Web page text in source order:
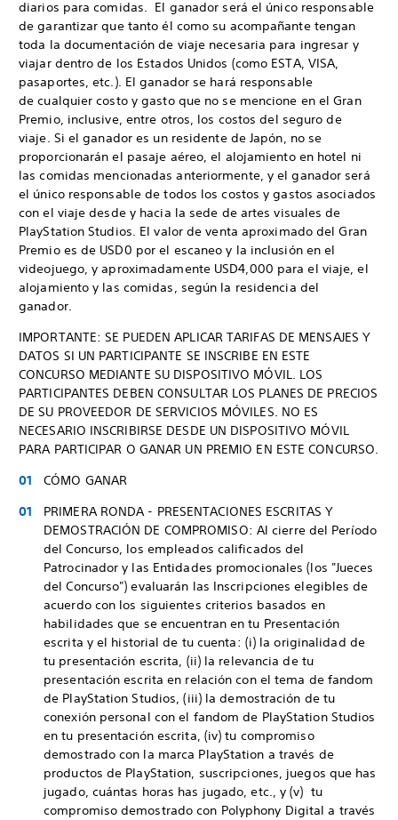
diarios para comidas. El ganador será el único responsable
de garantizar que tanto él como su acompañante tengan
toda la documentación de viaje necesaria para ingresar y
viajar dentro de los Estados Unidos (como ESTA, VISA,
pasaportes, etc.). El ganador se hará responsable
de cualquier costo y gasto que no se mencione en el Gran
Premio, inclusive, entre otros, los costos del seguro de
viaje. Si el ganador es un residente de Japón, no se
proporcionarán el pasaje aéreo, el alojamiento en hotel ni
las comidas mencionadas anteriormente, y el ganador será
el único responsable de todos los costos y gastos asociados
con el viaje desde y hacia la sede de artes visuales de
PlayStation Studios. El valor de venta aproximado del Gran
Premio es de USD0 por el escaneo y la inclusión en el
videojuego, y aproximadamente USD4,000 para el viaje, el
alojamiento y las comidas, según la residencia del
ganador.
IMPORTANTE: SE PUEDEN APLICAR TARIFAS DE MENSAJES Y
DATOS SI UN PARTICIPANTE SE INSCRIBE EN ESTE
CONCURSO MEDIANTE SU DISPOSITIVO MÓVIL. LOS
PARTICIPANTES DEBEN CONSULTAR LOS PLANES DE PRECIOS
DE SU PROVEEDOR DE SERVICIOS MÓVILES. NO ES
NECESARIO INSCRIBIRSE DESDE UN DISPOSITIVO MÓVIL
PARA PARTICIPAR O GANAR UN PREMIO EN ESTE CONCURSO.
CÓMO GANAR
PRIMERA RONDA - PRESENTACIONES ESCRITAS Y
DEMOSTRACIÓN DE COMPROMISO: Al cierre del Período
del Concurso, los empleados calificados del
Patrocinador y las Entidades promocionales (los "Jueces
del Concurso") evaluarán las Inscripciones elegibles de
acuerdo con los siguientes criterios basados en
habilidades que se encuentran en tu Presentación
escrita y el historial de tu cuenta: (i) la originalidad de
tu presentación escrita, (ii) la relevancia de tu
presentación escrita en relación con el tema de fandom
de PlayStation Studios, (iii) la demostración de tu
conexión personal con el fandom de PlayStation Studios
en tu presentación escrita, (iv) tu compromiso
demostrado con la marca PlayStation a través de
productos de PlayStation, suscripciones, juegos que has
jugado, cuántas horas has jugado, etc., y (v) tu
compromiso demostrado con Polyphony Digital a través